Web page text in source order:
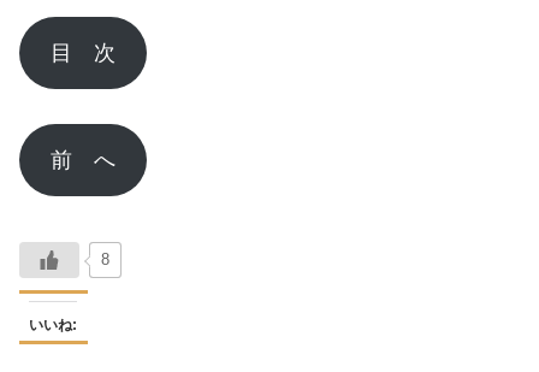
目 次
前 へ
8
いいね: